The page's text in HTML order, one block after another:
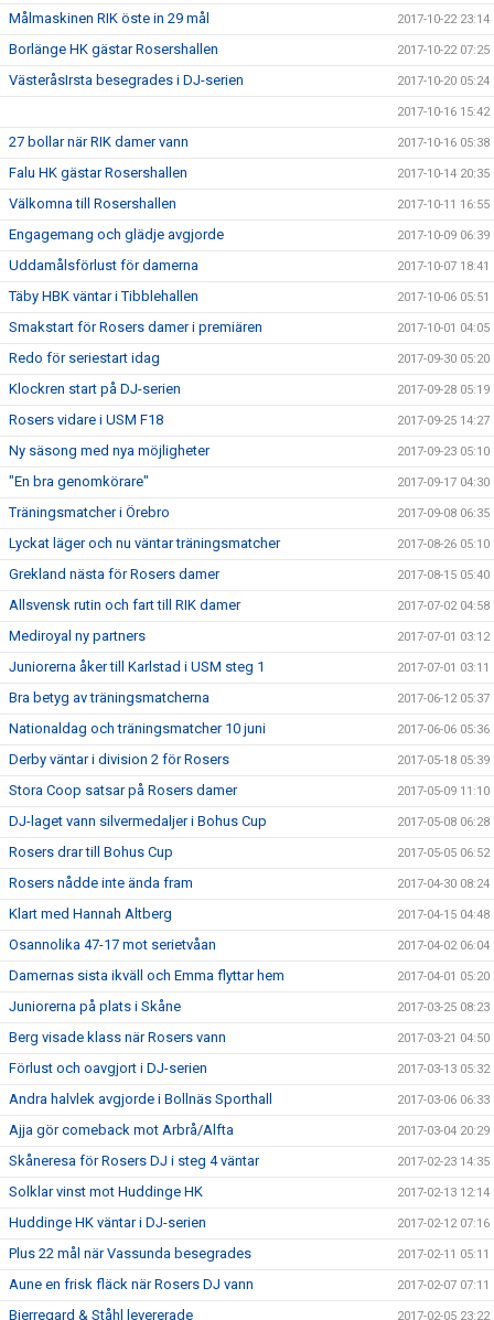
Målmaskinen RIK öste in 29 mål 2017-10-22 23:14
Borlänge HK gästar Rosershallen 2017-10-22 07:25
VästeråsIrsta besegrades i DJ-serien 2017-10-20 05:24
2017-10-16 15:42
27 bollar när RIK damer vann 2017-10-16 05:38
Falu HK gästar Rosershallen 2017-10-14 20:35
Välkomna till Rosershallen 2017-10-11 16:55
Engagemang och glädje avgjorde 2017-10-09 06:39
Uddamålsförlust för damerna 2017-10-07 18:41
Täby HBK väntar i Tibblehallen 2017-10-06 05:51
Smakstart för Rosers damer i premiären 2017-10-01 04:05
Redo för seriestart idag 2017-09-30 05:20
Klockren start på DJ-serien 2017-09-28 05:19
Rosers vidare i USM F18 2017-09-25 14:27
Ny säsong med nya möjligheter 2017-09-23 05:10
"En bra genomkörare" 2017-09-17 04:30
Träningsmatcher i Örebro 2017-09-08 06:35
Lyckat läger och nu väntar träningsmatcher 2017-08-26 05:10
Grekland nästa för Rosers damer 2017-08-15 05:40
Allsvensk rutin och fart till RIK damer 2017-07-02 04:58
Mediroyal ny partners 2017-07-01 03:12
Juniorerna åker till Karlstad i USM steg 1 2017-07-01 03:11
Bra betyg av träningsmatcherna 2017-06-12 05:37
Nationaldag och träningsmatcher 10 juni 2017-06-06 05:36
Derby väntar i division 2 för Rosers 2017-05-18 05:39
Stora Coop satsar på Rosers damer 2017-05-09 11:10
DJ-laget vann silvermedaljer i Bohus Cup 2017-05-08 06:28
Rosers drar till Bohus Cup 2017-05-05 06:52
Rosers nådde inte ända fram 2017-04-30 08:24
Klart med Hannah Altberg 2017-04-15 04:48
Osannolika 47-17 mot serietvåan 2017-04-02 06:04
Damernas sista ikväll och Emma flyttar hem 2017-04-01 05:20
Juniorerna på plats i Skåne 2017-03-25 08:23
Berg visade klass när Rosers vann 2017-03-21 04:50
Förlust och oavgjort i DJ-serien 2017-03-13 05:32
Andra halvlek avgjorde i Bollnäs Sporthall 2017-03-06 06:33
Ajja gör comeback mot Arbrå/Alfta 2017-03-04 20:29
Skåneresa för Rosers DJ i steg 4 väntar 2017-02-23 14:35
Solklar vinst mot Huddinge HK 2017-02-13 12:14
Huddinge HK väntar i DJ-serien 2017-02-12 07:16
Plus 22 mål när Vassunda besegrades 2017-02-11 05:11
Aune en frisk fläck när Rosers DJ vann 2017-02-07 07:11
Bjerregard & Ståhl levererade 2017-02-05 23:22